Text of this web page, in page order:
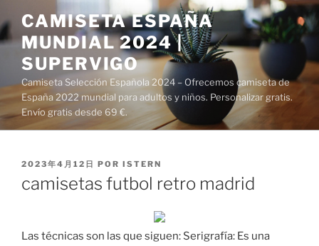
al
contenido
CAMISETA ESPAÑA
MUNDIAL 2024 |
SUPERVIGO
Camiseta Selección Española 2024 – Ofrecemos camiseta de
España 2022 mundial para adultos y niños. Personalizar gratis.
Envío gratis desde 69 €.
PUBLICADO
2023年4月12日 POR ISTERN
camisetas futbol retro madrid
Las técnicas son las que siguen: Serigrafía: Es una